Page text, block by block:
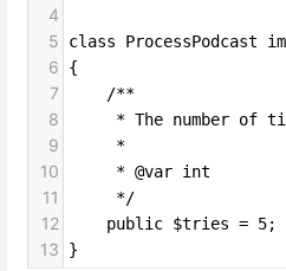
4
5
class ProcessPodcast
6 {
7
    /**
8
* The number of
9
     *
10
     * @var int
11
     */
12
    public $tries = 5;
13 }